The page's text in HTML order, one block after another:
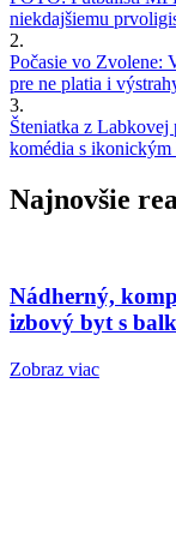
niekdajšiemu
2.
Počasie vo Zvolene:
pre ne platia i
3.
Šteniatka z
komédia s
Najnovšie
Nádherný,
izbový byt s
Zobraz viac